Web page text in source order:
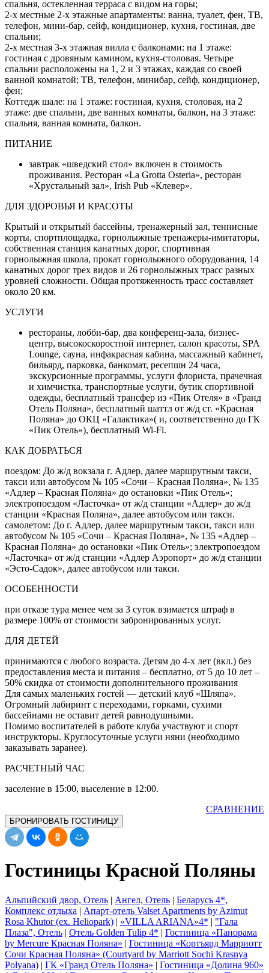
спальня, остекленная терраса с видом на горы;
2-х местные 2-х этажные апартаменты: ванна, туалет, фен, ТВ,
телефон, мини-бар, сейф, кондиционер, кухня, гостиная, две
спальни;
2-х местная 3-х этажная вилла с балконами: на 1 этаже:
гостиная с дровяным камином, кухня-столовая. Четыре
спальни расположены на 1, 2 и 3 этажах, каждая со своей
ванной комнатой; ТВ, телефон, минибар, сейф, кондиционер,
фен;
Коттедж шале: на 1 этаже: гостиная, кухня, столовая, на 2
этаже: две спальни, две ванных комнаты, балкон, на 3 этаже:
спальня, ванная комната, балкон.
ПИТАНИЕ
завтрак «шведский стол» включен в стоимость
проживания. Ресторан «La Grotta Osteria», ресторан
«Хрустальный зал», Irish Pub «Клевер».
ДЛЯ ЗДОРОВЬЯ И КРАСОТЫ
Крытый и открытый бассейны, тренажерный зал, теннисные
корты, спортплощадка, горнолыжные тренажеры-имитаторы,
собственная станция канатных дорог, спортивная
горнолыжная школа, прокат горнолыжного оборудования, 14
канатных дорог трех видов и 26 горнолыжных трасс разных
уровней сложности. Общая протяженность трасс составляет
около 20 км.
УСЛУГИ
рестораны, лобби-бар, два конференц-зала, бизнес-
центр, высокоскоростной интернет, салон красоты, SPA
Lounge, сауна, инфакрасная кабина, массажный кабинет,
бильярд, парковка, банкомат, ресепшн 24 часа,
экскурсионные программы, услуги флориста, прачечная
и химчистка, транспортные услуги, бутик спортивной
одежды, бесплатный трансфер из «Пик Отеля» в «Гранд
Отель Поляна», бесплатный шаттл от ж/д ст. «Красная
Поляна» до ОКЦ «Галактика»( и, соответственно до ГК
«Пик Отель»), бесплатный Wi-Fi.
КАК ДОБРАТЬСЯ
поездом: До ж/д вокзала г. Адлер, далее маршрутным такси,
такси или автобусом № 105 «Сочи – Красная Поляна», № 135
«Адлер – Красная Поляна» до остановки «Пик Отель»;
электропоездом «Ласточка» от ж/д станции «Адлер» до ж/д
станции «Красная Поляна», далее автобусом или такси.
самолетом: До г. Адлер, далее маршрутным такси, такси или
автобусом № 105 «Сочи – Красная Поляна», № 135 «Адлер –
Красная Поляна» до остановки «Пик Отель»; электропоездом
«Ласточка» от ж/д станции «Адлер Аэропорт» до ж/д станции
«Эсто-Садок», далее автобусом или такси.
ОСОБЕННОСТИ
при отказе тура менее чем за 3 суток взимается штраф в
размере 100% от стоимости забронированных услуг.
ДЛЯ ДЕТЕЙ
принимаются с любого возраста. Детям до 4-х лет (вкл.) без
предоставления места и питания – бесплатно, от 5 до 10 лет –
50% скидка от стоимости дополнительного проживания
Для самых маленьких гостей — детский клуб «Шляпа».
Огромный лабиринт с переходами, горками, сухими
бассейнами не оставит детей равнодушными.
Помимо воспитателей в работе клуба участвуют и спорт
инструкторы. Круглосуточные услуги няни (необходимо
заказывать заранее).
РАСЧЕТНЫЙ ЧАС
заселение в 15:00, выселение в 12:00.
СРАВНЕНИЕ
БРОНИРОВАТЬ ГОСТИНИЦУ
Гостиницы Красной Поляны
Альпийский двор, Отель | Ангел, Отель | Беларусь 4*,
Комплекс отдыха | Апарт-отель Valset Apartments by Azimut
Rosa Khutor (ex. Heliopark) | «VILLA ARIANA»4* | "Гала
Плаза", Отель | Отель Golden Tulip 4* | Гостиница «Панорама
by Mercure Красная Поляна» | Гостиница «Кортъярд Марриотт
Сочи Красная Поляна» (Courtyard by Marriott Sochi Krasnya
Polyana) | ГК «Гранд Отель Поляна» | Гостиница «Долина 960»